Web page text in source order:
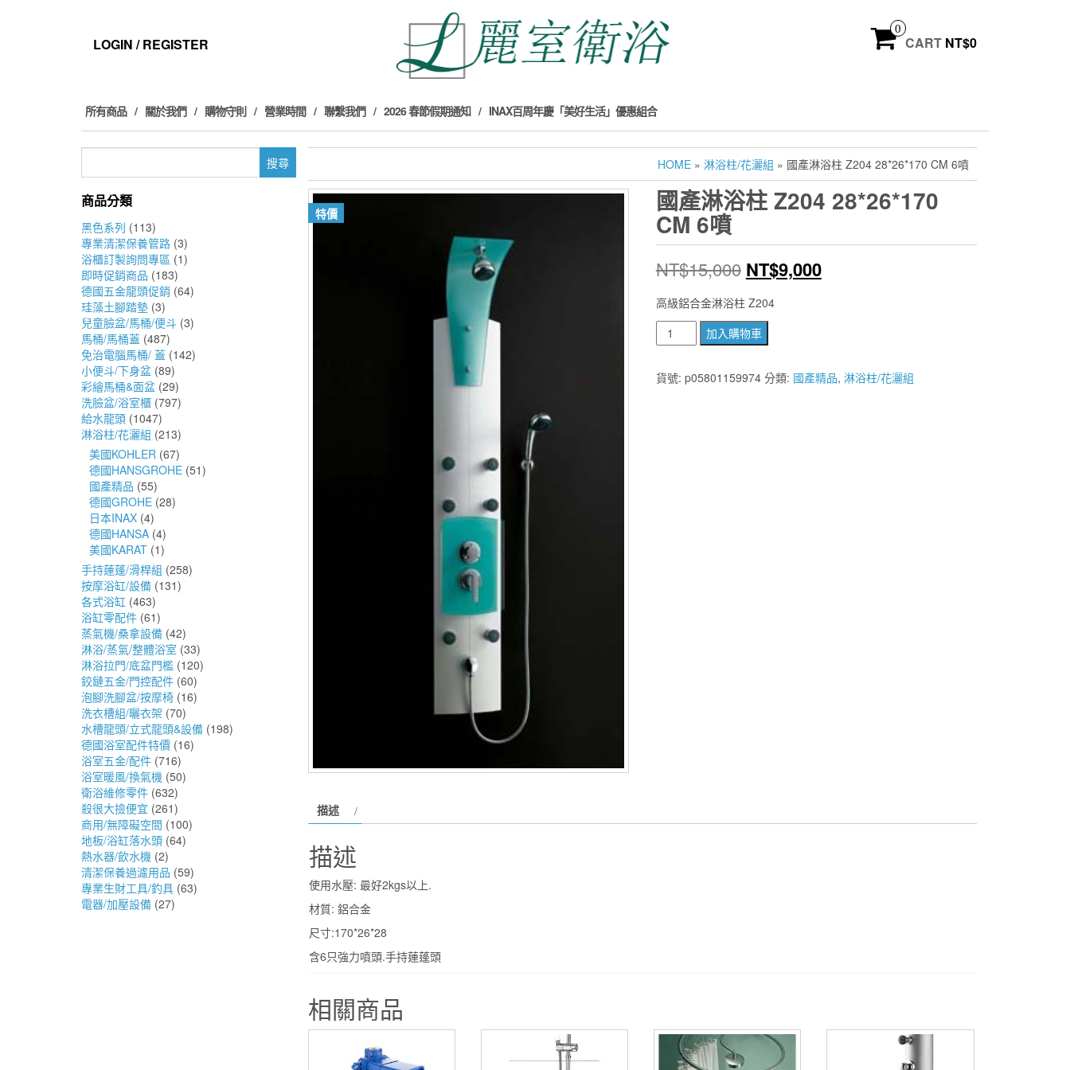
LOGIN / REGISTER
0
CART NT$0
所有商品 關於我們 購物守則 營業時間 聯繫我們 2026 春節假期通知 INAX百周年慶「美好生活」優惠組合
鍵
商品分類
黑色系列 (113)
專業清潔保養管路 (3)
浴櫃訂製詢問專區 (1)
即時促銷商品 (183)
德國五金龍頭促銷 (64)
珪藻土腳踏墊 (3)
兒童臉盆/馬桶/便斗 (3)
馬桶/馬桶蓋 (487)
免治電腦馬桶/ 蓋 (142)
小便斗/下身盆 (89)
彩繪馬桶&面盆 (29)
洗臉盆/浴室櫃 (797)
給水龍頭 (1047)
淋浴柱/花灑組 (213)
美國KOHLER (67)
德國HANSGROHE (51)
國產精品 (55)
德國GROHE (28)
日本INAX (4)
德國HANSA (4)
美國KARAT (1)
手持蓮蓬/滑桿組 (258)
按摩浴缸/設備 (131)
各式浴缸 (463)
浴缸零配件 (61)
蒸氣機/桑拿設備 (42)
淋浴/蒸氣/整體浴室 (33)
淋浴拉門/底盆門檻 (120)
鉸鏈五金/門控配件 (60)
泡腳洗腳盆/按摩椅 (16)
洗衣槽組/曬衣架 (70)
水槽龍頭/立式龍頭&設備 (198)
德國浴室配件特價 (16)
浴室五金/配件 (716)
浴室暖風/換氣機 (50)
衛浴維修零件 (632)
殺很大撿便宜 (261)
商用/無障礙空間 (100)
地板/浴缸落水頭 (64)
熱水器/飲水機 (2)
清潔保養過濾用品 (59)
專業生財工具/釣具 (63)
電器/加壓設備 (27)
HOME » 淋浴柱/花灑組 » 國產淋浴柱 Z204 28*26*170 CM 6噴
特價 國產淋浴柱 Z204 28*26*170
CM 6噴
NT$15,000 原
始
價
NT$15,000。
NT$9,000目
NT$9,000。
高級鋁合金淋浴柱 Z204
產
淋
浴
加入購物車
貨號: p05801159974 分類: 國產精品, 淋浴柱/花灑組
描述
描述
使用水壓: 最好2kgs以上.
材質: 鋁合金
尺寸:170*26*28
含6只強力噴頭.手持蓮蓬頭
相關商品